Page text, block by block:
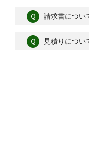
Ｑ 請求書につい
Ｑ 見積りについ